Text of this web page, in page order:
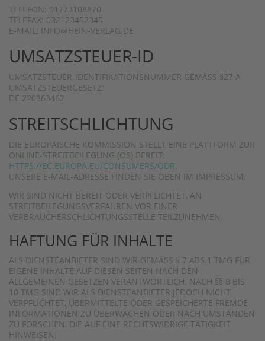
TELEFON: 01773108870
TELEFAX: 032123452345
E-MAIL: INFO@HEIN-VERLAG.DE
UMSATZSTEUER-ID
UMSATZSTEUER-IDENTIFIKATIONSNUMMER GEMÄSS §27 A U
MSATZSTEUERGESETZ:
DE 220363462
STREITSCHLICHTUNG
DIE EUROPÄISCHE KOMMISSION STELLT EINE PLATTFORM ZUR
ONLINE-STREITBEILEGUNG (OS) BEREIT:
HTTPS://EC.EUROPA.EU/CONSUMERS/ODR.
UNSERE E-MAIL-ADRESSE FINDEN SIE OBEN IM IMPRESSUM.
WIR SIND NICHT BEREIT ODER VERPFLICHTET, AN
STREITBEILEGUNGSVERFAHREN VOR EINER
VERBRAUCHERSCHLICHTUNGSSTELLE TEILZUNEHMEN.
HAFTUNG FÜR INHALTE
ALS DIENSTEANBIETER SIND WIR GEMÄSS § 7 ABS.1 TMG FÜR E
IGENE INHALTE AUF DIESEN SEITEN NACH DEN A
LLGEMEINEN GESETZEN VERANTWORTLICH. NACH §§ 8 BIS 1
0 TMG SIND WIR ALS DIENSTEANBIETER JEDOCH NICHT V
ERPFLICHTET, ÜBERMITTELTE ODER GESPEICHERTE FREMDE I
NFORMATIONEN ZU ÜBERWACHEN ODER NACH UMSTÄNDEN Z
U FORSCHEN, DIE AUF EINE RECHTSWIDRIGE TÄTIGKEIT H
INWEISEN.